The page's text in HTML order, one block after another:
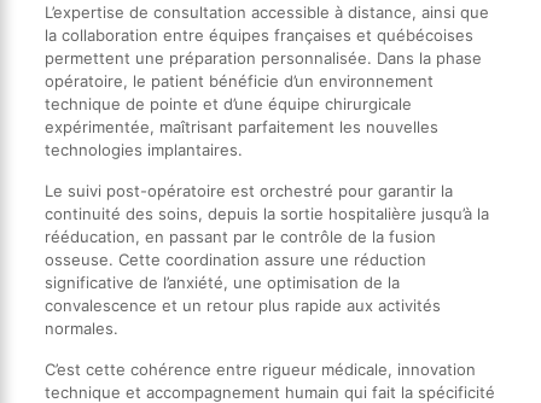
L’expertise de consultation accessible à distance, ainsi que
la collaboration entre équipes françaises et québécoises
permettent une préparation personnalisée. Dans la phase
opératoire, le patient bénéficie d’un environnement
technique de pointe et d’une équipe chirurgicale
expérimentée, maîtrisant parfaitement les nouvelles
technologies implantaires.
Le suivi post-opératoire est orchestré pour garantir la
continuité des soins, depuis la sortie hospitalière jusqu’à la
rééducation, en passant par le contrôle de la fusion
osseuse. Cette coordination assure une réduction
significative de l’anxiété, une optimisation de la
convalescence et un retour plus rapide aux activités
normales.
C’est cette cohérence entre rigueur médicale, innovation
technique et accompagnement humain qui fait la spécificité